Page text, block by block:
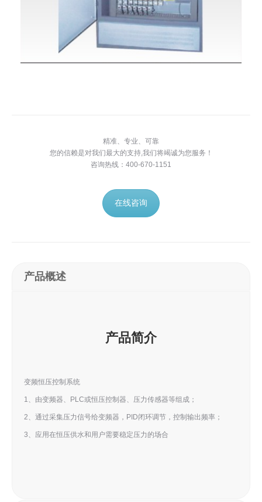
精准、专业、可靠
您的信赖是对我们最大的支持,我们将竭诚为您服务！
咨询热线：400-670-1151
在线咨询
产品概述
产品简介
变频恒压控制系统
1、由变频器、PLC或恒压控制器、压力传感器等组成；
2、通过采集压力信号给变频器，PID闭环调节，控制输出频率；
3、应用在恒压供水和用户需要稳定压力的场合